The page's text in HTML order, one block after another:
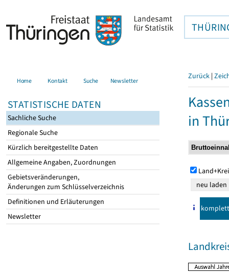
Home Kontakt Suche Newsletter
STATISTISCHE DATEN
Sachliche Suche
Regionale Suche
Kürzlich bereitgestellte Daten
Allgemeine Angaben, Zuordnungen
Gebietsveränderungen,
Änderungen zum Schlüsselverzeichnis
Definitionen und Erläuterungen
Newsletter
Zurück |
in
komplett